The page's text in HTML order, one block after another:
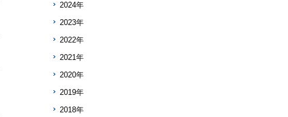
2024年
2023年
2022年
2021年
2020年
2019年
2018年